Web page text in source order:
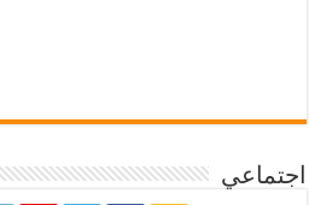
اجتماعي